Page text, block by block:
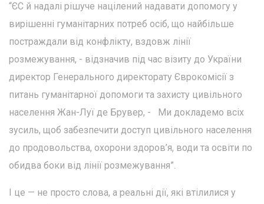
“ЄС й надалі рішуче націлений надавати допомогу у
вирішенні гуманітарних потреб осіб, що найбільше
постраждали від конфлікту, вздовж лінії
розмежування, - відзначив під час візиту до України
директор Генерального директорату Єврокомісії з
питань гуманітарної допомоги та захисту цивільного
населення Жан-Луї де Брувер, - Ми докладемо всіх
зусиль, щоб забезпечити доступ цивільного населення
до продовольства, охорони здоров’я, води та освіти по
обидва боки від лінії розмежування”.
І це — не просто слова, а реальні дії, які втілилися у